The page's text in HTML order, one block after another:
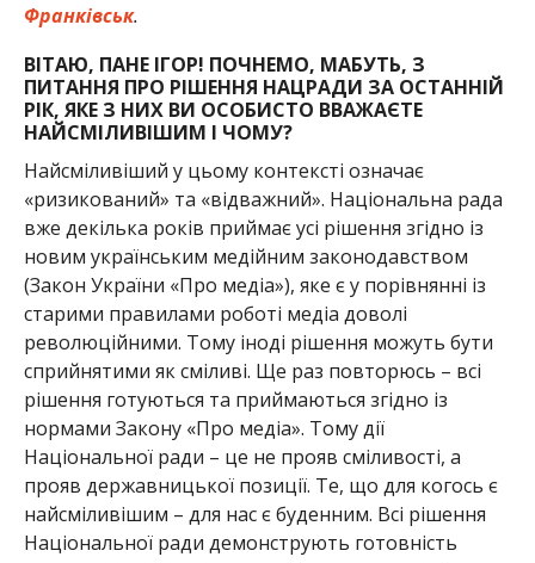
Франківськ.
ВІТАЮ, ПАНЕ ІГОР! ПОЧНЕМО, МАБУТЬ, З
ПИТАННЯ ПРО РІШЕННЯ НАЦРАДИ ЗА ОСТАННІЙ
РІК, ЯКЕ З НИХ ВИ ОСОБИСТО ВВАЖАЄТЕ
НАЙСМІЛИВІШИМ І ЧОМУ?
Найсміливіший у цьому контексті означає
«ризикований» та «відважний». Національна рада
вже декілька років приймає усі рішення згідно із
новим українським медійним законодавством
(Закон України «Про медіа»), яке є у порівнянні із
старими правилами роботі медіа доволі
революційними. Тому іноді рішення можуть бути
сприйнятими як сміливі. Ще раз повторюсь – всі
рішення готуються та приймаються згідно із
нормами Закону «Про медіа». Тому дії
Національної ради – це не прояв сміливості, а
прояв державницької позиції. Те, що для когось є
найсміливішим – для нас є буденним. Всі рішення
Національної ради демонструють готовність